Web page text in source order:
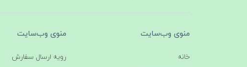
منوی وب‌سایت
خانه
منوی وب‌سایت
رویه ارسال سفارش